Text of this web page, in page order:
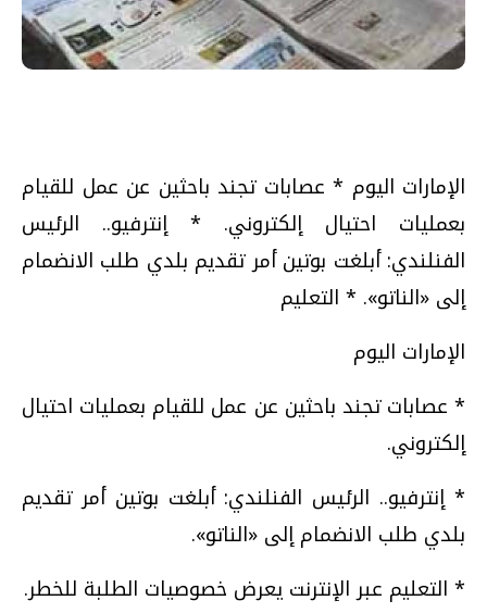
الإمارات اليوم * عصابات تجند باحثين عن عمل للقيام
بعمليات احتيال إلكتروني. * إنترفيو.. الرئيس
الفنلندي: أبلغت بوتين أمر تقديم بلدي طلب الانضمام
إلى «الناتو». * التعليم
الإمارات اليوم
* عصابات تجند باحثين عن عمل للقيام بعمليات احتيال
إلكتروني.
* إنترفيو.. الرئيس الفنلندي: أبلغت بوتين أمر تقديم
بلدي طلب الانضمام إلى «الناتو».
* التعليم عبر الإنترنت يعرض خصوصيات الطلبة للخطر.